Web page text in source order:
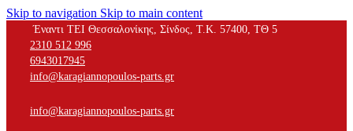
Skip to navigation Skip to main content
Έναντι ΤΕΙ Θεσσαλονίκης, Σίνδος, Τ.Κ. 57400, ΤΘ 5
2310 512 996
6943017945
info@karagiannopoulos-parts.gr
info@karagiannopoulos-parts.gr